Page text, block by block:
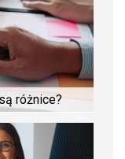
różnice?